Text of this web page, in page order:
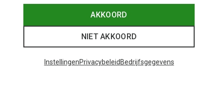
AKKOORD
NIET AKKOORD
InstellingenPrivacybeleid Bedrijfsgegevens